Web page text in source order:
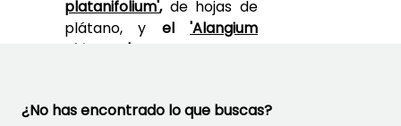
platanifolium',de hojas de
plátano, y el'Alangium
chinense'
Japón, desde el Himalaya
¿No has encontrado lo que buscas?